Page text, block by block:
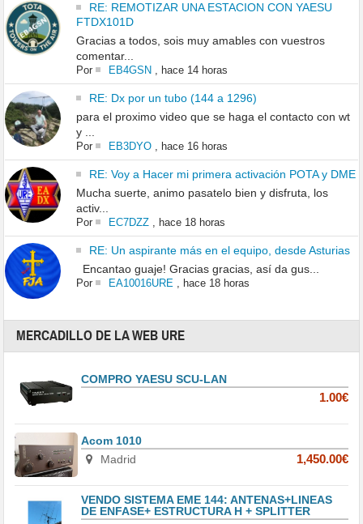
RE: REMOTIZAR UNA ESTACION CON YAESU
FTDX101D
Gracias a todos, sois muy amables con vuestros
comentar...
Por EB4GSN , hace 14 horas
RE: Dx por un tubo (144 a 1296)
para el proximo video que se haga el contacto con wt
y ...
Por EB3DYO, hace 16 horas
RE: Voy a Hacer mi primera activación POTA y DME
Mucha suerte, animo pasatelo bien y disfruta, los
activ...
Por EC7DZZ, hace 18 horas
RE: Un aspirante más en el equipo, desde Asturias
Encantao guaje! Gracias gracias, así da gus...
Por EA10016URE, hace 18 horas
MERCADILLO DE LA WEB URE
COMPRO YAESU SCU-LAN
1.00€
Acom 1010
Madrid
1,450.00€
VENDO SISTEMA EME 144: ANTENAS+LINEAS
DE ENFASE+ ESTRUCTURA H + SPLITTER